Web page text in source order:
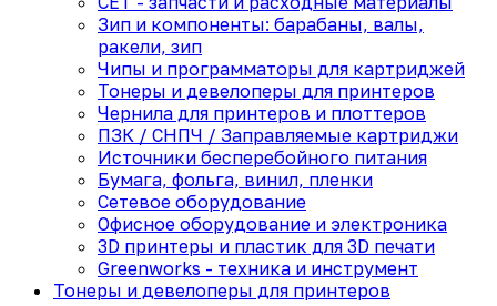
Зип и компоненты: барабаны, валы,
ракели, зип
Чипы и программаторы для картриджей
Тонеры и девелоперы для принтеров
Чернила для принтеров и плоттеров
ПЗК / СНПЧ / Заправляемые картриджи
Источники бесперебойного питания
Бумага, фольга, винил, пленки
Сетевое оборудование
Офисное оборудование и электроника
3D принтеры и пластик для 3D печати
Greenworks - техника и инструмент
Тонеры и девелоперы для принтеров